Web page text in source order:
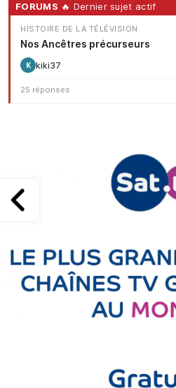
FORUMS 🔥 Dernier sujet actif
HISTOIRE DE LA TÉLÉVISION
Nos Ancêtres précurseurs
K kiki37
25 réponses